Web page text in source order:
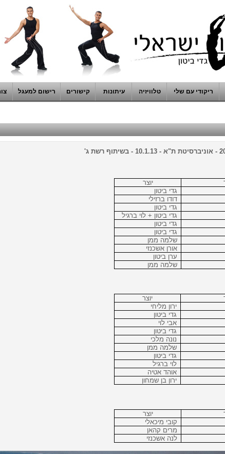
ריקודי עם שלי טלוויזיה עיתונות קישורים רישום למעגל
יוצר
גדי ביטון
דודו ברזילי
גדי ביטון
גדי ביטון + לוי ברגיל
גדי ביטון
גדי ביטון
שלמה ממן
אורן אשכנזי
ערן ביטון
שלמה ממן
יוצר
ירון מליחי
גדי ביטון
אבי לוי
גדי ביטון
נונה מלכי
שלמה ממן
גדי ביטון
לוי ברגיל
אוהד אטיה
ירון בן שמחון
יוצר
קובי מיכאלי
מרים קהאן
לנה אשכנזי